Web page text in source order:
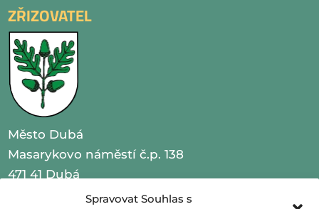
Spravovat Souhlas s
ZŘIZOVATEL
Město Dubá
Masarykovo náměstí č.p. 138
471 41 Dubá
IČO 00260479